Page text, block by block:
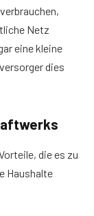
Netz
eine kleine
dies
die es zu
Haushalte